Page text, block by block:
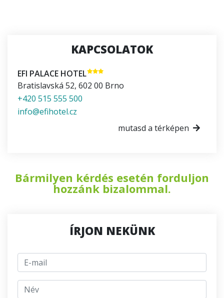
KAPCSOLATOK
EFI PALACE HOTEL
Bratislavská 52, 602 00 Brno
+420 515 555 500
info@efihotel.cz
mutasd a térképen
Bármilyen kérdés esetén forduljon
hozzánk bizalommal.
ÍRJON NEKÜNK
E-mail
jmeno